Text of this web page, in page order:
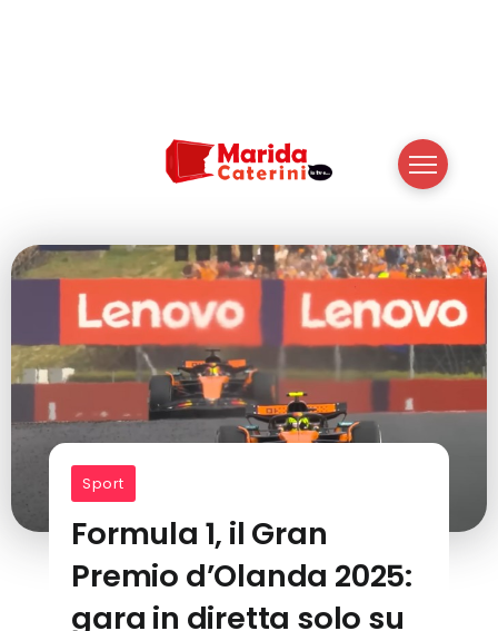
Sport
Formula 1, il Gran
Premio d’Olanda 2025:
gara in diretta solo su